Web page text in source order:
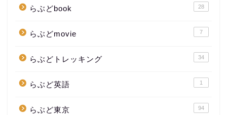
らぶどbook 28
らぶどmovie 7
らぶどトレッキング 34
らぶど英語 1
らぶど東京 94